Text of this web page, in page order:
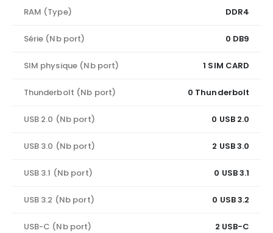
RAM (Type) DDR4
Série (Nb port) 0 DB9
SIM physique (Nb port) 1 SIM CARD
Thunderbolt (Nb port) 0 Thunderbolt
USB 2.0 (Nb port) 0 USB 2.0
USB 3.0 (Nb port) 2 USB 3.0
USB 3.1 (Nb port) 0 USB 3.1
USB 3.2 (Nb port) 0 USB 3.2
USB-C (Nb port) 2 USB-C